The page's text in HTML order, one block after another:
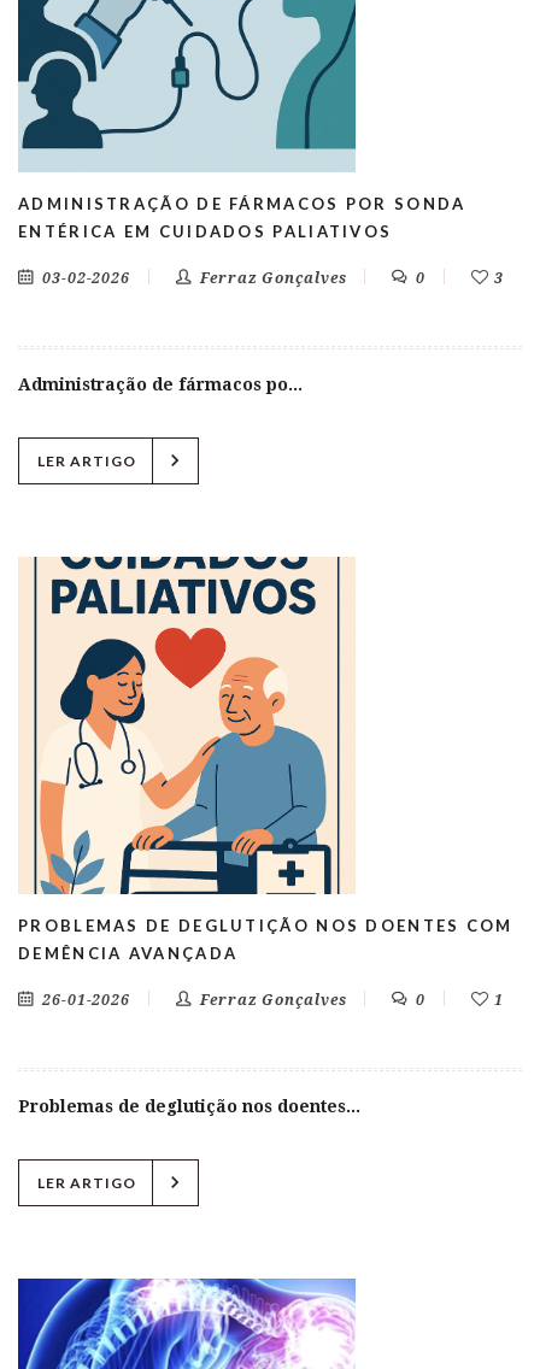
ADMINISTRAÇÃO DE FÁRMACOS POR SONDA
ENTÉRICA EM CUIDADOS PALIATIVOS
03-02-2026 Ferraz Gonçalves 0 3
Administração de fármacos po...
LER ARTIGO chevron_right
PROBLEMAS DE DEGLUTIÇÃO NOS DOENTES COM
DEMÊNCIA AVANÇADA
26-01-2026 Ferraz Gonçalves 0 1
Problemas de deglutição nos doentes...
LER ARTIGO chevron_right